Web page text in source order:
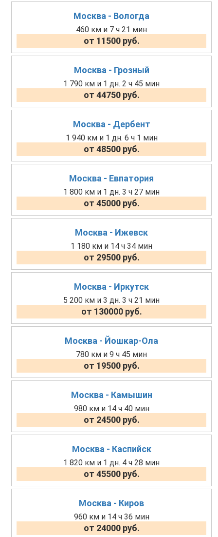
Москва - Вологда
460 км и 7 ч 21 мин
от 11500 руб.
Москва - Грозный
1 790 км и 1 дн. 2 ч 45 мин
от 44750 руб.
Москва - Дербент
1 940 км и 1 дн. 6 ч 1 мин
от 48500 руб.
Москва - Евпатория
1 800 км и 1 дн. 3 ч 27 мин
от 45000 руб.
Москва - Ижевск
1 180 км и 14 ч 34 мин
от 29500 руб.
Москва - Иркутск
5 200 км и 3 дн. 3 ч 21 мин
от 130000 руб.
Москва - Йошкар-Ола
780 км и 9 ч 45 мин
от 19500 руб.
Москва - Камышин
980 км и 14 ч 40 мин
от 24500 руб.
Москва - Каспийск
1 820 км и 1 дн. 4 ч 28 мин
от 45500 руб.
Москва - Киров
960 км и 14 ч 36 мин
от 24000 руб.